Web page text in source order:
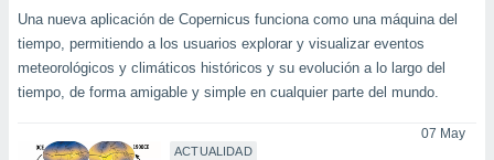
Una nueva aplicación de Copernicus funciona como una máquina del
tiempo, permitiendo a los usuarios explorar y visualizar eventos
meteorológicos y climáticos históricos y su evolución a lo largo del
tiempo, de forma amigable y simple en cualquier parte del mundo.
ACTUALIDAD
07 May